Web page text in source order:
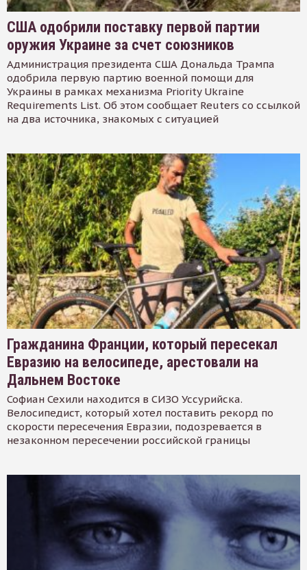
США одобрили поставку первой партии
оружия Украине за счет союзников
Администрация президента США Дональда Трампа
одобрила первую партию военной помощи для
Украины в рамках механизма Priority Ukraine
Requirements List. Об этом сообщает Reuters со ссылкой
на два источника, знакомых с ситуацией
Гражданина Франции, который пересекал
Евразию на велосипеде, арестовали на
Дальнем Востоке
Софиан Сехили находится в СИЗО Уссурийска.
Велосипедист, который хотел поставить рекорд по
скорости пересечения Евразии, подозревается в
незаконном пересечении российской границы